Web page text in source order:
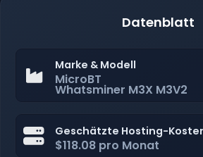
Datenblatt
Marke & Modell
MicroBT
Whatsminer M3X M3V2
Geschätzte Hosting-
$118.08 pro Monat